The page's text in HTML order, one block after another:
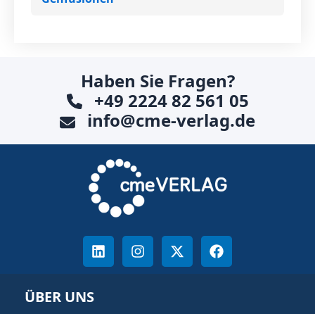
Haben Sie Fragen?
+49 2224 82 561 05
info@cme-verlag.de
ÜBER UNS